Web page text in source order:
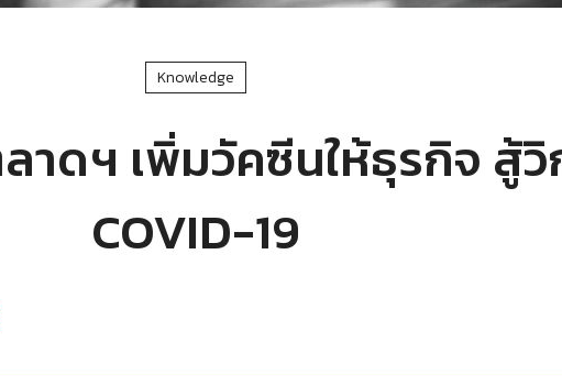
Knowledge
าดฯ เพิ่มวัคซีนให้ธุรกิจ สู้
COVID-19